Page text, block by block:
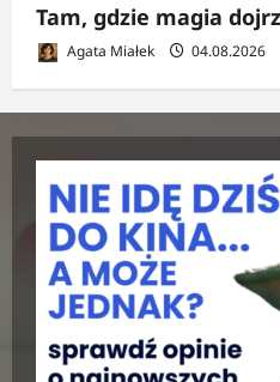
Tam, gdzie magia
Agata Miałek 04.08.2026